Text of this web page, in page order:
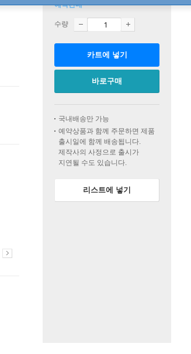
예약판매
수량
카트에 넣기
바로구매
국내배송만 가능
예약상품과 함께 주문하면 제품
출시일에 함께 배송됩니다.
제작사의 사정으로 출시가
지연될 수도 있습니다.
리스트에 넣기